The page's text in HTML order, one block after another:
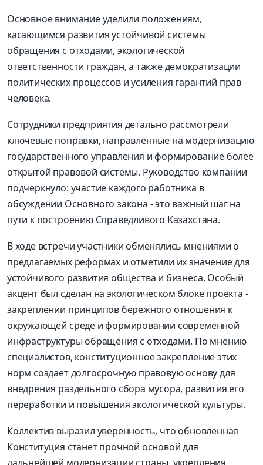
Основное внимание уделили положениям,
касающимся развития устойчивой системы
обращения с отходами, экологической
ответственности граждан, а также демократизации
политических процессов и усиления гарантий прав
человека.
Сотрудники предприятия детально рассмотрели
ключевые поправки, направленные на модернизацию
государственного управления и формирование более
открытой правовой системы. Руководство компании
подчеркнуло: участие каждого работника в
обсуждении Основного закона -это важный шаг на
пути к построению Справедливого Казахстана.
В ходе встречи участники обменялись мнениями о
предлагаемых реформах и отметили их значение для
устойчивого развития общества и бизнеса. Особый
акцент был сделан на экологическом блоке проекта -
закреплении принципов бережного отношения к
окружающей среде и формировании современной
инфраструктуры обращения с отходами. По мнению
специалистов, конституционное закрепление этих
норм создает долгосрочную правовую основу для
внедрения раздельного сбора мусора, развития его
переработки и повышения экологической культуры.
Коллектив выразил уверенность, что обновленная
Конституция станет прочной основой для